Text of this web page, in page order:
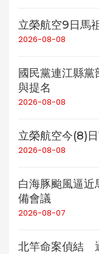
立榮航空9日馬
2026-08-08
國民黨連江縣
與提名
2026-08-08
立榮航空今(8)
2026-08-08
白海豚颱風逼
備會議
2026-08-07
北竿命案偵結